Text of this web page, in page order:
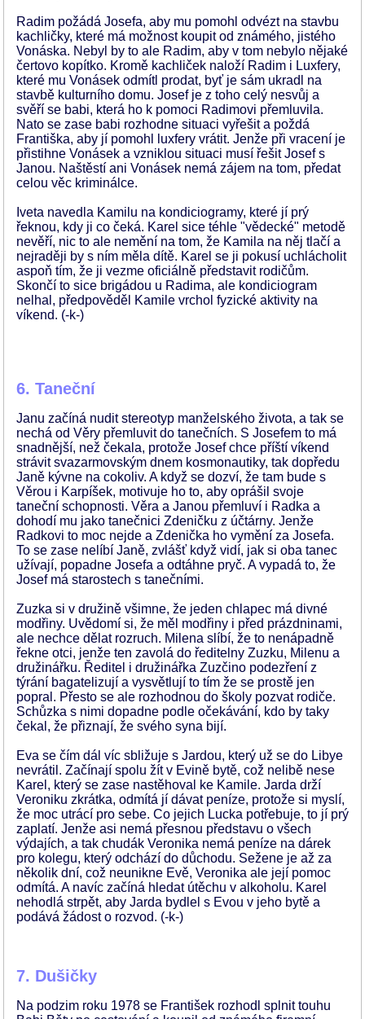
Radim požádá Josefa, aby mu pomohl odvézt na stavbu
kachličky, které má možnost koupit od známého, jistého
Vonáska. Nebyl by to ale Radim, aby v tom nebylo nějaké
čertovo kopítko. Kromě kachliček naloží Radim i Luxfery,
které mu Vonásek odmítl prodat, byť je sám ukradl na
stavbě kulturního domu. Josef je z toho celý nesvůj a
svěří se babi, která ho k pomoci Radimovi přemluvila.
Nato se zase babi rozhodne situaci vyřešit a poždá
Františka, aby jí pomohl luxfery vrátit. Jenže při vracení je
přistihne Vonásek a vzniklou situaci musí řešit Josef s
Janou. Naštěstí ani Vonásek nemá zájem na tom, předat
celou věc kriminálce.
Iveta navedla Kamilu na kondiciogramy, které jí prý
řeknou, kdy ji co čeká. Karel sice téhle "vědecké" metodě
nevěří, nic to ale nemění na tom, že Kamila na něj tlačí a
nejraději by s ním měla dítě. Karel se ji pokusí uchlácholit
aspoň tím, že ji vezme oficiálně představit rodičům.
Skončí to sice brigádou u Radima, ale kondiciogram
nelhal, předpověděl Kamile vrchol fyzické aktivity na
víkend. (-k-)
6. Taneční
Janu začíná nudit stereotyp manželského života, a tak se
nechá od Věry přemluvit do tanečních. S Josefem to má
snadnější, než čekala, protože Josef chce příští víkend
strávit svazarmovským dnem kosmonautiky, tak dopředu
Janě kývne na cokoliv. A když se dozví, že tam bude s
Věrou i Karpíšek, motivuje ho to, aby oprášil svoje
taneční schopnosti. Věra a Janou přemluví i Radka a
dohodí mu jako tanečnici Zdeničku z účtárny. Jenže
Radkovi to moc nejde a Zdenička ho vymění za Josefa.
To se zase nelíbí Janě, zvlášť když vidí, jak si oba tanec
užívají, popadne Josefa a odtáhne pryč. A vypadá to, že
Josef má starostech s tanečními.
Zuzka si v družině všimne, že jeden chlapec má divné
modřiny. Uvědomí si, že měl modřiny i před prázdninami,
ale nechce dělat rozruch. Milena slíbí, že to nenápadně
řekne otci, jenže ten zavolá do ředitelny Zuzku, Milenu a
družinářku. Ředitel i družinářka Zuzčino podezření z
týrání bagatelizují a vysvětlují to tím že se prostě jen
popral. Přesto se ale rozhodnou do školy pozvat rodiče.
Schůzka s nimi dopadne podle očekávání, kdo by taky
čekal, že přiznají, že svého syna bijí.
Eva se čím dál víc sbližuje s Jardou, který už se do Libye
nevrátil. Začínají spolu žít v Evině bytě, což nelibě nese
Karel, který se zase nastěhoval ke Kamile. Jarda drží
Veroniku zkrátka, odmítá jí dávat peníze, protože si myslí,
že moc utrácí pro sebe. Co jejich Lucka potřebuje, to jí prý
zaplatí. Jenže asi nemá přesnou představu o všech
výdajích, a tak chudák Veronika nemá peníze na dárek
pro kolegu, který odchází do důchodu. Sežene je až za
několik dní, což neunikne Evě, Veronika ale její pomoc
odmítá. A navíc začíná hledat útěchu v alkoholu. Karel
nehodlá strpět, aby Jarda bydlel s Evou v jeho bytě a
podává žádost o rozvod. (-k-)
7. Dušičky
Na podzim roku 1978 se František rozhodl splnit touhu